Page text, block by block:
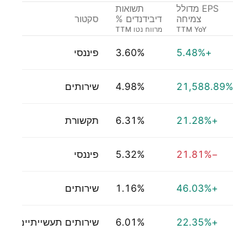
EPS מדולל
צמיחה
תשואות
דיבידנדים %
סקטור
+5.48%
3.60% פיננסי
4.98% שירותים
+21.28%
6.31% תקשורת
−21.81%
5.32% פיננסי
+46.03%
1.16% שירותים
+22.35%
6.01% שירותים תעשייתיים